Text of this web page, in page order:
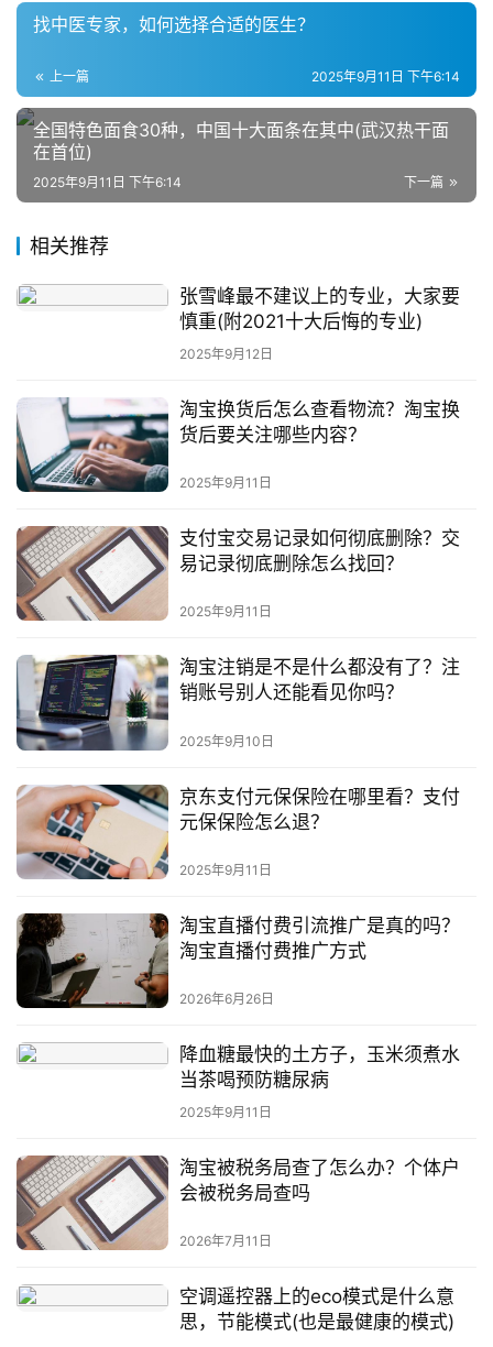
引
流
广
私
域
社
群
问
找中医专家，如何选择合适的医生？
上一篇 2025年9月11日 下午6:14
全国特色面食30种，中国十大面条在其中(武汉热干面
在首位)
下一篇
2025年9月11日 下午6:14
相关推荐
张雪峰最不建议上的专业，大家要
慎重(附2021十大后悔的专业)
2025年9月12日
淘宝换货后怎么查看物流？淘宝换
货后要关注哪些内容？
2025年9月11日
支付宝交易记录如何彻底删除？交
易记录彻底删除怎么找回？
2025年9月11日
淘宝注销是不是什么都没有了？注
销账号别人还能看见你吗？
2025年9月10日
京东支付元保保险在哪里看？支付
元保保险怎么退？
2025年9月11日
淘宝直播付费引流推广是真的吗？
淘宝直播付费推广方式
2026年6月26日
降血糖最快的土方子，玉米须煮水
当茶喝预防糖尿病
2025年9月11日
淘宝被税务局查了怎么办？个体户
会被税务局查吗
2026年7月11日
空调遥控器上的eco模式是什么意
思，节能模式(也是最健康的模式)